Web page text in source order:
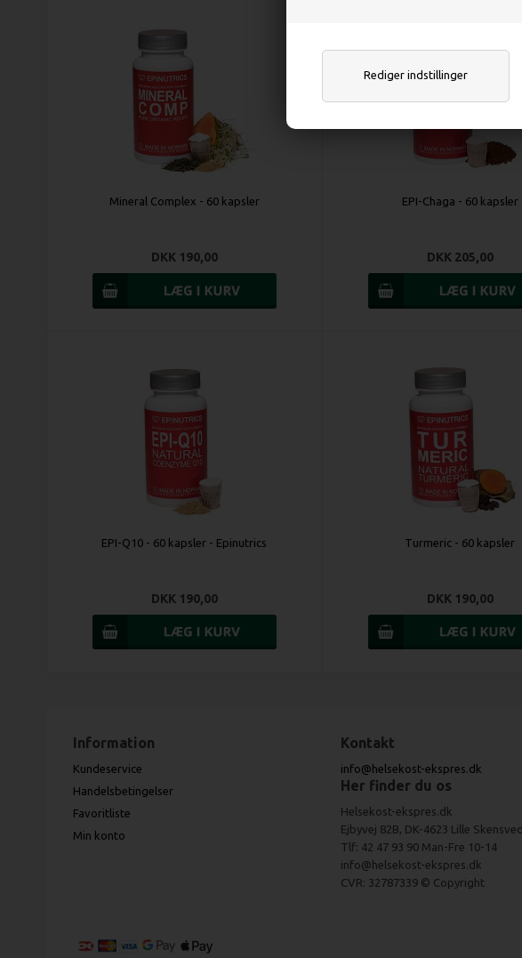
Rediger indstillinger
Mineral Complex - 60 kapsler
DKK 190,00
EPI-Chaga - 60 kapsler
DKK 205,00
EPI-Q10 - 60 kapsler - Epinutrics
DKK 190,00
Turmeric - 60 kapsler
DKK 190,00
Information
Kundeservice
Handelsbetingelser
Favoritliste
Min konto
Kontakt
info@helsekost-ekspres.dk
Her finder du os
Helsekost-ekspres.dk
Ejbyvej 82B, DK-4623 Lille Skensved
Tlf: 42 47 93 90 Man-Fre 10-14
info@helsekost-ekspres.dk
CVR: 32787339 © Copyright